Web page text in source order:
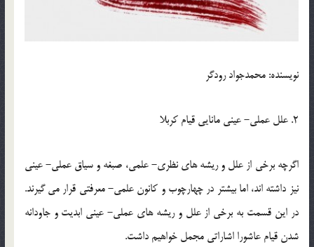
نويسنده: محمدجواد رودگر
2. علل عملي- عيني مانايي قيام کربلا
اگرچه برخي از علل و ريشه هاي نظري- علمي، صبغه و سياق عملي- عيني
نيز داشته اند، اما بيشتر در چهارچوب و کانون علمي- معرفتي قرار مي گيرند.
در اين قسمت به برخي از علل و ريشه هاي عملي- عيني ابديت و جاودانه
شدن قيام عاشورا اشاراتي مجمل خواهيم داشت.